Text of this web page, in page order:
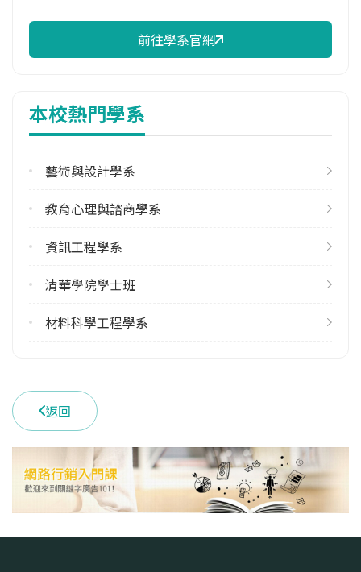
113學年度上學期
113學年度下學期
13
修輔系人數
5
113學年度下學期
113學年度上學期
5
學系電話
(03)5714787
學系地址
新竹市東區光復路二段101號
前往學系官網
本校熱門學系
藝術與設計學系
教育心理與諮商學系
資訊工程學系
清華學院學士班
材料科學工程學系
返回